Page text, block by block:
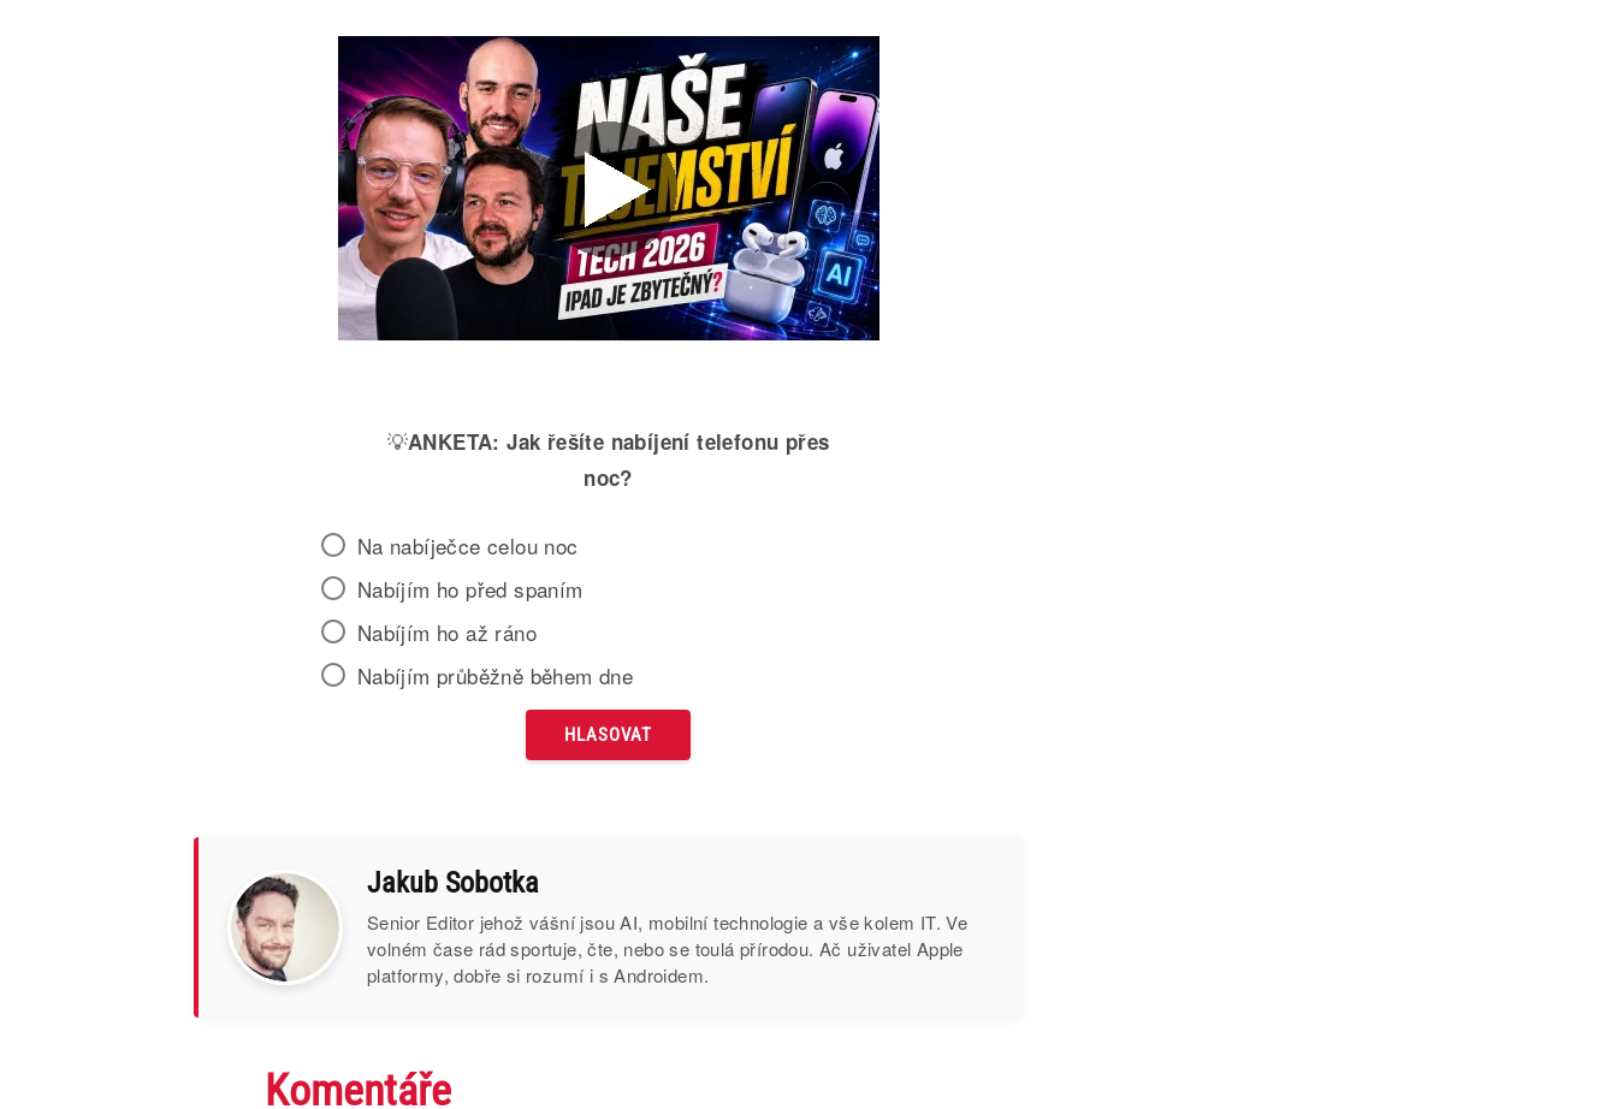
💡ANKETA: Jak řešíte nabíjení telefonu přes
noc?
Na nabíječce celou noc
Nabíjím ho před spaním
Nabíjím ho až ráno
Nabíjím průběžně během dne
Jakub Sobotka
Senior Editor jehož vášní jsou AI, mobilní technologie a vše kolem IT. Ve
volném čase rád sportuje, čte, nebo se toulá přírodou. Ač uživatel Apple
platformy, dobře si rozumí i s Androidem.
Komentáře